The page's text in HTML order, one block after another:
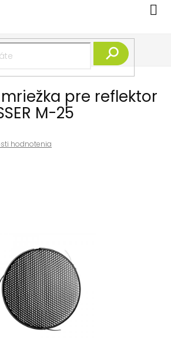
pre reflektor
M-25
hodnotenia